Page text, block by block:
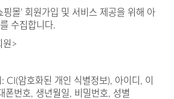
핑몰’ 회원가입 및 서비스 제공을 위해 아
수집합니다.
원>
: CI(암호화된 개인 식별정보), 아이디, 이
폰번호, 생년월일, 비밀번호, 성별